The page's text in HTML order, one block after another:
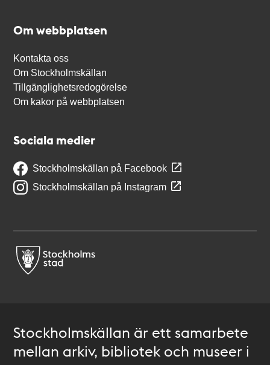
Om webbplatsen
Kontakta oss
Om Stockholmskällan
Tillgänglighetsredogörelse
Om kakor på webbplatsen
Sociala medier
Stockholmskällan på Facebook
Stockholmskällan på Instagram
Stockholmskällan är ett samarbete
mellan arkiv, bibliotek och museer i